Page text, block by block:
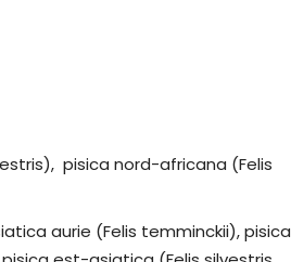
pisica nord-africana (Felis
aurie (Felis temminckii), pisica